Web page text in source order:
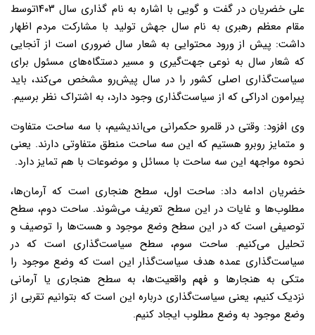
علی خضریان در گفت و گویی با اشاره به نام گذاری سال ۱۴۰۳توسط
مقام معظم رهبری به نام سال جهش تولید با مشارکت مردم اظهار
داشت: پیش از ورود محتوایی به شعار سال ضروری است از آنجایی
که شعار سال به نوعی جهت‌گیری و مسیر دستگاه‌های مسئول برای
سیاست‌گذاری اصلی کشور را در سال پیش‌رو مشخص می‌کند، باید
پیرامون ادراکی که از سیاست‌گذاری وجود دارد، به اشتراک نظر برسیم.
وی افزود: وقتی در قلمرو حکمرانی می‌اندیشیم، با سه ساحت متفاوت
و متمایز روبرو هستیم که این سه ساحت منطق متفاوتی دارند. یعنی
نحوه مواجهه این سه ساحت با مسائل و موضوعات با هم تمایز دارد.
خضریان ادامه داد: ساحت اول، سطح هنجاری است که آرمان‌ها،
مطلوب‌ها و غایات در این سطح تعریف می‌شوند. ساحت دوم، سطح
توصیفی است که در این سطح وضع موجود و هست‌ها را توصیف و
تحلیل می‌کنیم. ساحت سوم، سطح سیاست‌گذاری است که در
سیاست‌گذاری عمده هدف سیاست‌گذار این است که وضع موجود را
متکی به هنجارها و فهم واقعیت‌ها، به سطح هنجاری یا آرمانی
نزدیک کنیم، یعنی سیاست‌گذاری درباره این است که بتوانیم تقربی از
وضع موجود به وضع مطلوب ایجاد کنیم.